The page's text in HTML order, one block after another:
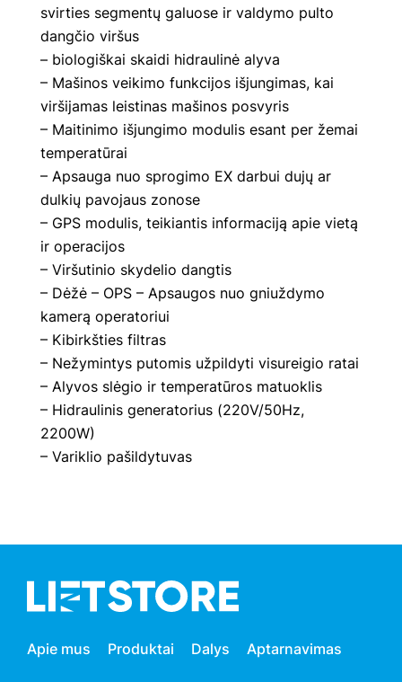
svirties segmentų galuose ir valdymo pulto
dangčio viršus
– biologiškai skaidi hidraulinė alyva
– Mašinos veikimo funkcijos išjungimas, kai
viršijamas leistinas mašinos posvyris
– Maitinimo išjungimo modulis esant per žemai
temperatūrai
– Apsauga nuo sprogimo EX darbui dujų ar
dulkių pavojaus zonose
– GPS modulis, teikiantis informaciją apie vietą
ir operacijos
– Viršutinio skydelio dangtis
– Dėžė – OPS – Apsaugos nuo gniuždymo
kamerą operatoriui
– Kibirkšties filtras
– Nežymintys putomis užpildyti visureigio ratai
– Alyvos slėgio ir temperatūros matuoklis
– Hidraulinis generatorius (220V/50Hz,
2200W)
– Variklio pašildytuvas
Apie mus Produktai Dalys Aptarnavimas